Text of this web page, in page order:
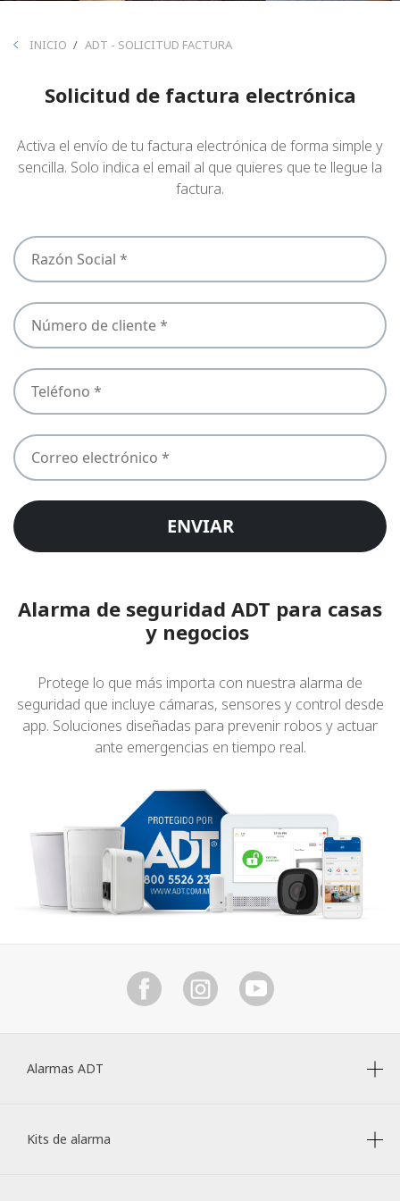
BREADCRUMB
INICIO ADT - SOLICITUD FACTURA
Solicitud de factura electrónica
Activa el envío de tu factura electrónica de forma simple y
sencilla. Solo indica el email al que quieres que te llegue la
factura.
NOMBRE
TITULAR
NUMERO
DE
CLIENTE
PHONE
EMAIL
Alarma de seguridad ADT para casas
y negocios
Protege lo que más importa con nuestra alarma de
seguridad que incluye cámaras, sensores y control desde
app. Soluciones diseñadas para prevenir robos y actuar
ante emergencias en tiempo real.
Alarmas ADT
Kits de alarma